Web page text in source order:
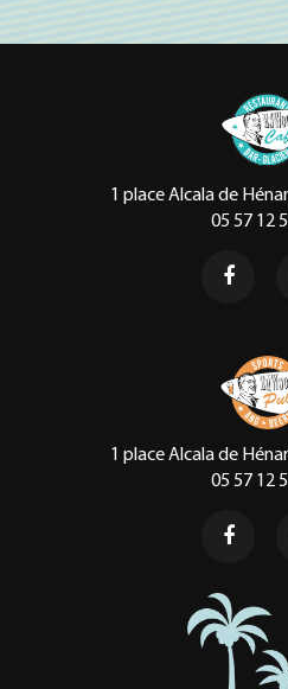
1 place Alcala de
05 57 12
1 place Alcala de
05 57 12